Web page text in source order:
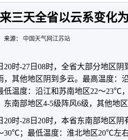
三天全省以云系变化
来源： 中国天气网江苏站
时-27日08时，全省大部分地区阴
，其他地区阴到多云。最高温度：
低温度：沿江和苏南地区22～23℃
东南部地区4-5级阵风6级，其他地
时-28日20时，本省东南部地区阴
30℃；最低温度：淮北地区20℃左